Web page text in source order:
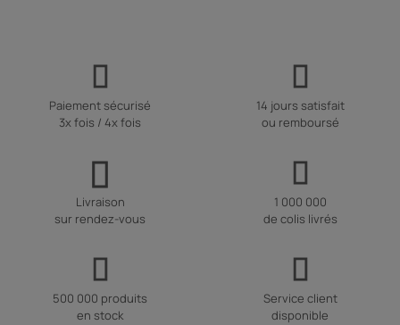
Paiement sécurisé
3x fois / 4x fois
14 jours satisfait
ou remboursé
Livraison
sur rendez-vous
1 000 000
de colis livrés
500 000 produits
en stock
Service client
disponible